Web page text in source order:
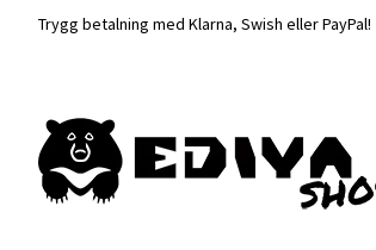
Trygg betalning med Klarna, Swish eller PayPal!